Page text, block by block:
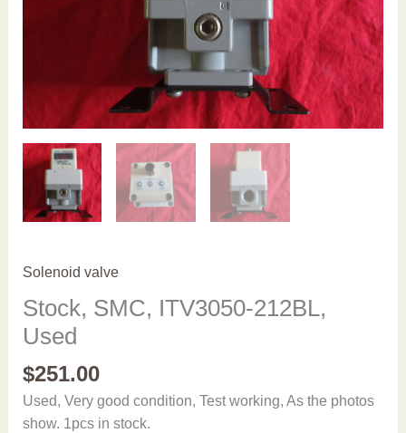
Solenoid valve
Stock, SMC, ITV3050-212BL,
Used
$251.00
Used, Very good condition, Test working, As the photos
show. 1pcs in stock.